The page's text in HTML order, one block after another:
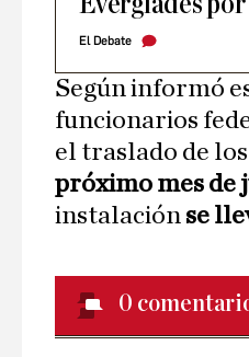
El Debate
Según informó
funcionarios
el traslado de
próximo mes de
instalación se
0